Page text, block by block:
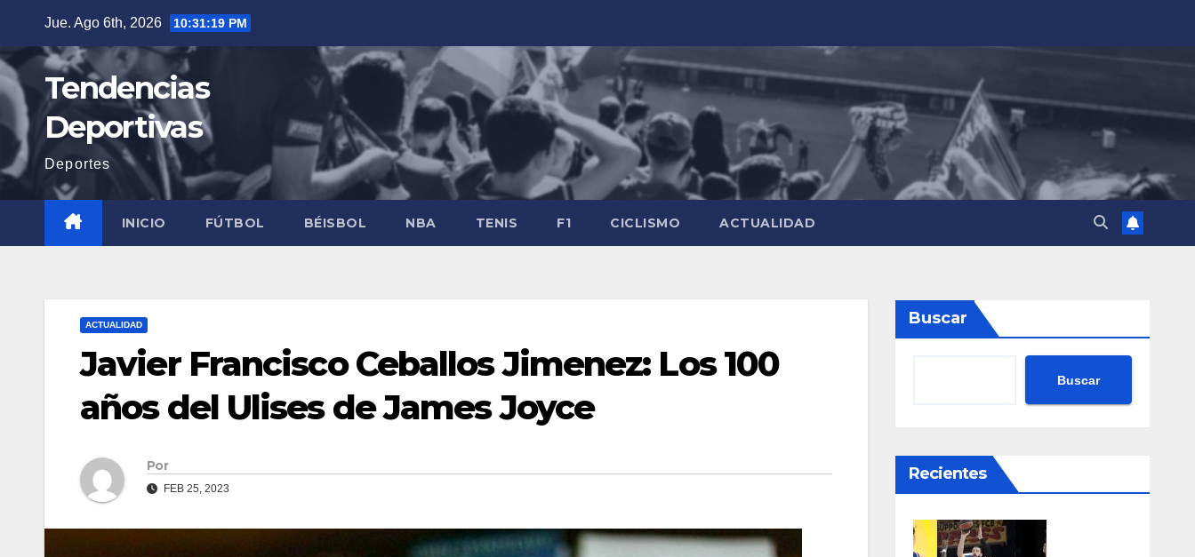
contenido
Jue. Ago 6th, 2026 10:31:21 PM
Tendencias
Deportivas
Deportes
INICIO FÚTBOL BÉISBOL NBA TENIS F1 CICLISMO ACTUALIDAD
ACTUALIDAD
Javier Francisco Ceballos Jimenez: Los 100
años del Ulises de James Joyce
Por
FEB 25, 2023
Buscar
Buscar
Recientes